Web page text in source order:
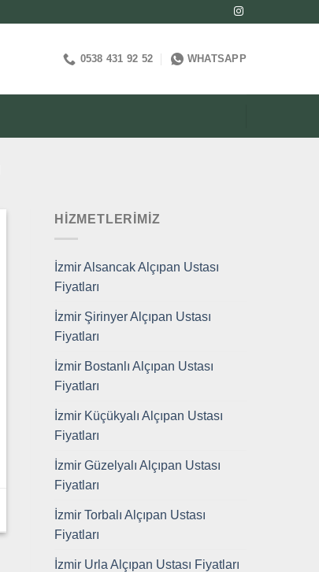
0538 431 92 52 WHATSAPP
HIZMETLERIMIZ
İzmir Alsancak Alçıpan Ustası
Fiyatları
İzmir Şirinyer Alçıpan Ustası
Fiyatları
İzmir Bostanlı Alçıpan Ustası
Fiyatları
İzmir Küçükyalı Alçıpan Ustası
Fiyatları
İzmir Güzelyalı Alçıpan Ustası
Fiyatları
İzmir Torbalı Alçıpan Ustası
Fiyatları
İzmir Urla Alçıpan Ustası Fiyatları